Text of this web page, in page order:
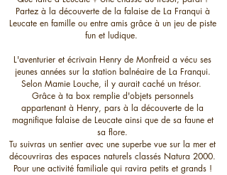
Partez à la découverte de la falaise de La Franqui à
Leucate en famille ou entre amis grâce à un jeu de piste
fun et ludique.
L'aventurier et écrivain Henry de Monfreid a vécu ses
jeunes années sur la station balnéaire de La Franqui.
Selon Mamie Louche, il y aurait caché un trésor.
Grâce à ta box remplie d'objets personnels
appartenant à Henry, pars à la découverte de la
magnifique falaise de Leucate ainsi que de sa faune et
sa flore.
Tu suivras un sentier avec une superbe vue sur la mer et
découvriras des espaces naturels classés Natura 2000.
Pour une activité familiale qui ravira petits et grands !